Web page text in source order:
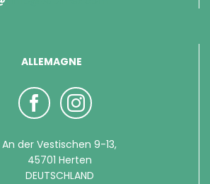
ALLEMAGNE
An der Vestischen 9-13,
45701 Herten
DEUTSCHLAND